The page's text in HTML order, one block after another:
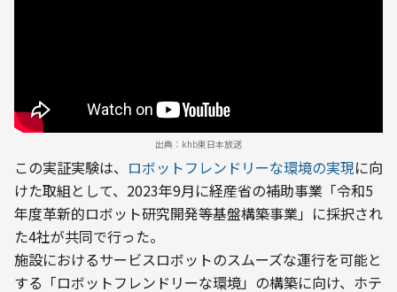
出典：khb東日本放送
この実証実験は、 ロボットフレンドリーな環境の実現に向
けた取組として、2023年9月に経産省の補助事業「令和5
年度革新的ロボット研究開発等基盤構築事業」に採択され
た4社が共同で行った。
施設におけるサービスロボットのスムーズな運行を可能と
する「ロボットフレンドリーな環境」の構築に向け、ホテ